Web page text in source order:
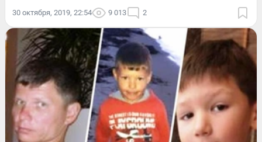
30 октября, 2019, 22:54 9 013 2